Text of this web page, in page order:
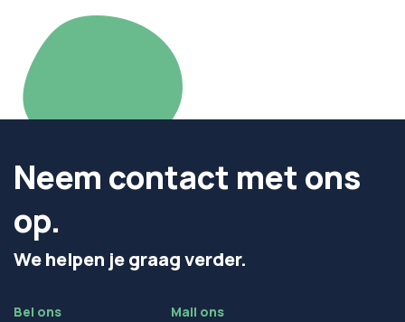
Neem contact met ons
op.
We helpen je graag verder.
Bel ons Mail ons